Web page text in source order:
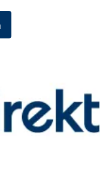
Uhr. Als Teil der
Group kombiniert
direkt.de